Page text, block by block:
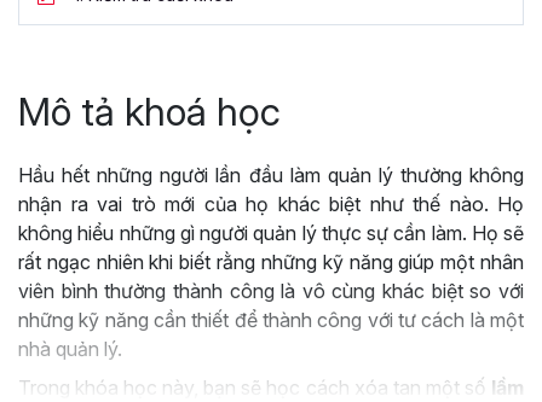
Mô tả khoá học
Hầu hết những người lần đầu làm quản lý thường không
nhận ra vai trò mới của họ khác biệt như thế nào. Họ
không hiểu những gì người quản lý thực sự cần làm. Họ sẽ
rất ngạc nhiên khi biết rằng những kỹ năng giúp một nhân
viên bình thường thành công là vô cùng khác biệt so với
những kỹ năng cần thiết để thành công với tư cách là một
nhà quản lý.
Trong khóa học này, bạn sẽ học cách xóa tan một số lầm